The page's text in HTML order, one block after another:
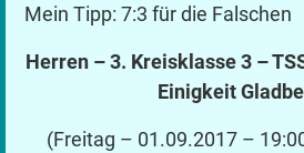
Mein Tipp: 7:3 für die Falschen
Herren – 3. Kreisklasse 3 –
Einigkeit
(Freitag – 01.09.2017 –